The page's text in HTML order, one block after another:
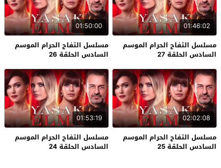
01:46:02
مسلسل التفاح الحرام الموسم
السادس الحلقة 27
01:50:00
مسلسل التفاح الحرام الموسم
السادس الحلقة 26
02:02:08
مسلسل التفاح الحرام الموسم
السادس الحلقة 25
01:53:19
مسلسل التفاح الحرام الموسم
السادس الحلقة 24